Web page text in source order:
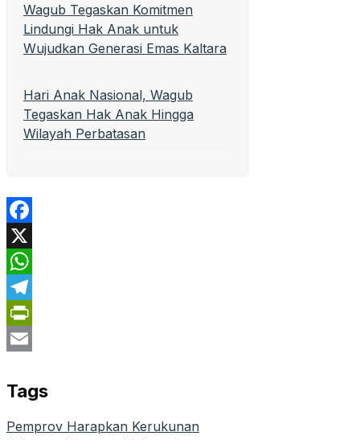
Wagub Tegaskan Komitmen
Lindungi Hak Anak untuk
Wujudkan Generasi Emas Kaltara
Hari Anak Nasional, Wagub
Tegaskan Hak Anak Hingga
Wilayah Perbatasan
Facebook
X
WhatsApp
Telegram
PrintFriendly
Tags
Pemprov Harapkan Kerukunan